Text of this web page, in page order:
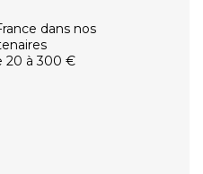
dans nos
20 à 300 €